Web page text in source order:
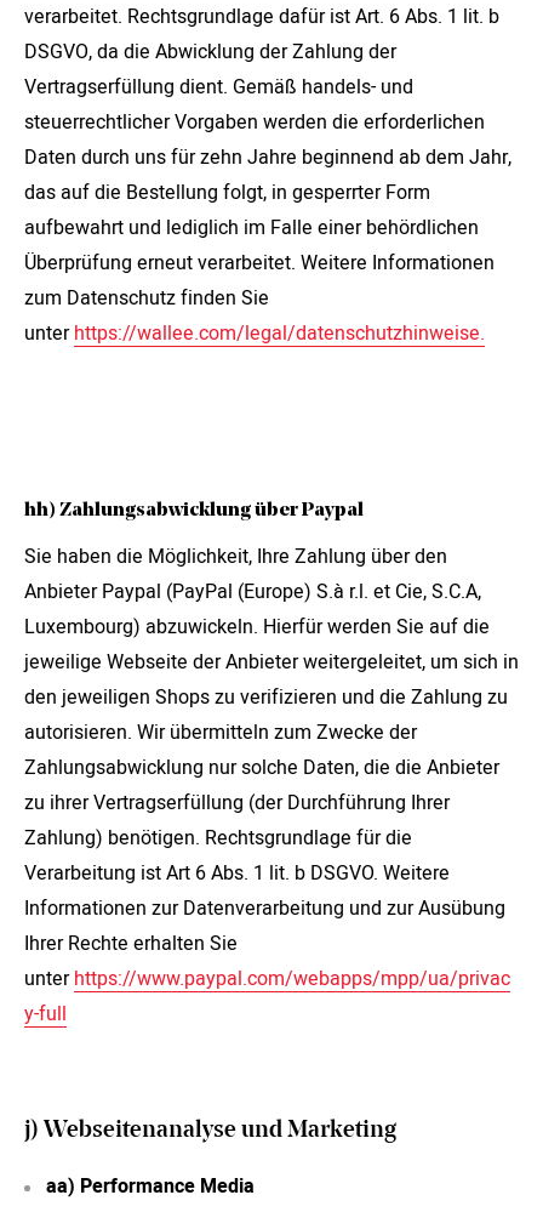
verarbeitet. Rechtsgrundlage dafür ist Art. 6 Abs. 1 lit. b
DSGVO, da die Abwicklung der Zahlung der
Vertragserfüllung dient. Gemäß handels- und
steuerrechtlicher Vorgaben werden die erforderlichen
Daten durch uns für zehn Jahre beginnend ab dem Jahr,
das auf die Bestellung folgt, in gesperrter Form
aufbewahrt und lediglich im Falle einer behördlichen
Überprüfung erneut verarbeitet. Weitere Informationen
zum Datenschutz finden Sie
unterhttps://wallee.com/legal/datenschutzhinweise.
hh) Zahlungsabwicklung über Paypal
Sie haben die Möglichkeit, Ihre Zahlung über den
Anbieter Paypal (PayPal (Europe) S.à r.l. et Cie, S.C.A,
Luxembourg) abzuwickeln. Hierfür werden Sie auf die
jeweilige Webseite der Anbieter weitergeleitet, um sich in
den jeweiligen Shops zu verifizieren und die Zahlung zu
autorisieren. Wir übermitteln zum Zwecke der
Zahlungsabwicklung nur solche Daten, die die Anbieter
zu ihrer Vertragserfüllung (der Durchführung Ihrer
Zahlung) benötigen. Rechtsgrundlage für die
Verarbeitung ist Art 6 Abs. 1 lit. b DSGVO. Weitere
Informationen zur Datenverarbeitung und zur Ausübung
Ihrer Rechte erhalten Sie
unter https://www.paypal.com/webapps/mpp/ua/privac
y-full
j) Webseitenanalyse und Marketing
aa) Performance Media